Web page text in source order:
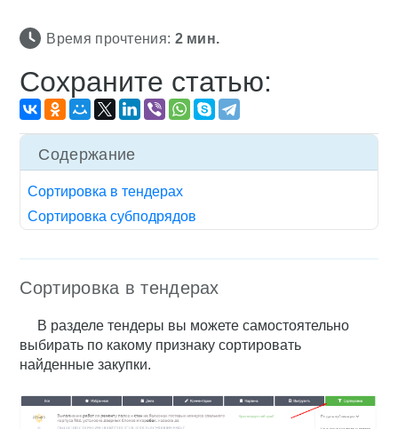
Время прочтения: 2мин.
Сохраните статью:
Содержание
Сортировка в тендерах
Сортировка субподрядов
Сортировка в тендерах
В разделе тендеры вы можете самостоятельно
выбирать по какому признаку сортировать
найденные закупки.